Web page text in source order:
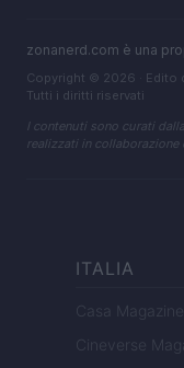
zonanerd.com è una
Copyright © 2026 · Edito
Tutti i diritti riservati
I contenuti sono curati
realizzati in collaborazione
ITALIA
Casa Magazine
Cineverse